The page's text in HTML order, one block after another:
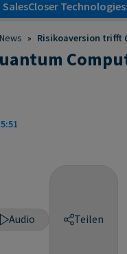
SalesCloser
News » Risikoaversion trifft
Audio Teilen